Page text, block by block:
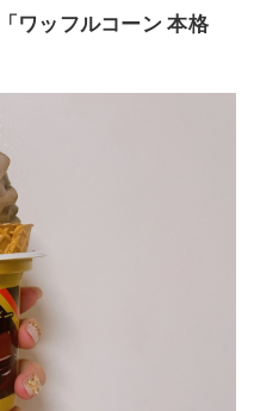
ワッフルコーン 本格